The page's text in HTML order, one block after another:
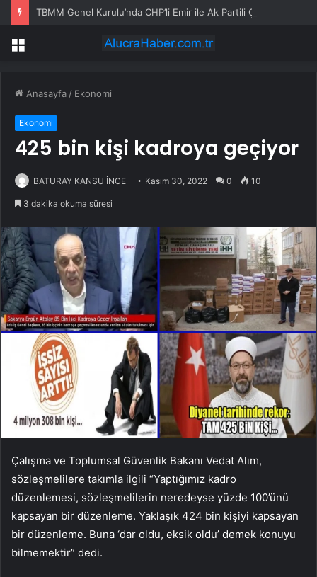
Menü
Anasayfa / Ekonomi
Ekonomi
425 bin kişi kadroya geçiyor
BATURAY KANSU İNCE Kasım 30, 2022 0 10
3 dakika okuma süresi
Çalışma ve Toplumsal Güvenlik Bakanı Vedat Alım,
sözleşmelilere takımla ilgili “Yaptığımız kadro
düzenlemesi, sözleşmelilerin neredeyse yüzde 100’ünü
kapsayan bir düzenleme. Yaklaşık 424 bin kişiyi kapsayan
bir düzenleme. Buna ‘dar oldu, eksik oldu’ demek konuyu
bilmemektir” dedi.